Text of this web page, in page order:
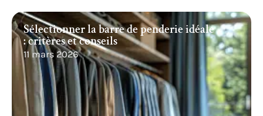
Sélectionner la barre de penderie idéale
: critères et conseils
11 mars 2026